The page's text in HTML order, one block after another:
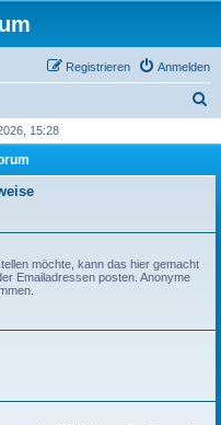
Anmelden
Registrieren
h
15:28
möchte, kann das hier gemacht
Emailadressen posten. Anonyme